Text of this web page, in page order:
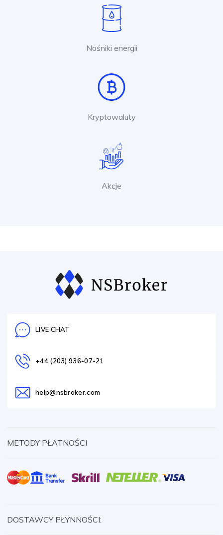
Nośniki energii
Kryptowaluty
Akcje
LIVE CHAT
+44 (203) 936-07-21
help@nsbroker.com
METODY PŁATNOŚCI
DOSTAWCY PŁYNNOŚCI: